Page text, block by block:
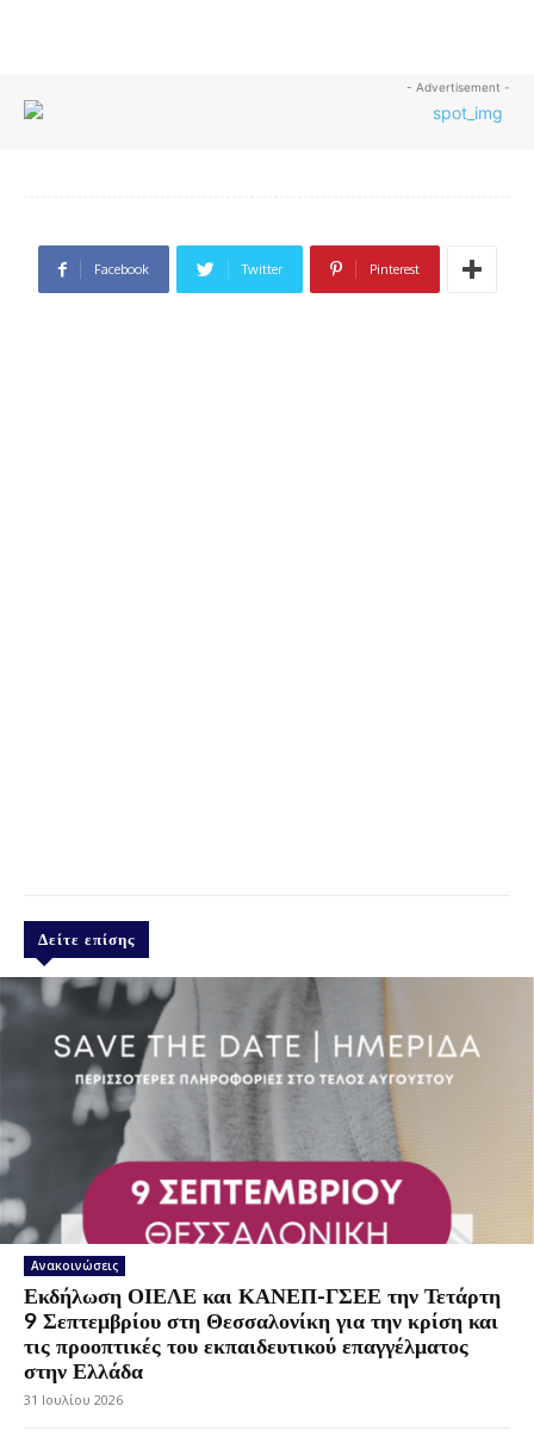
- Advertisement -
Facebook Twitter Pinterest
Δείτε επίσης
Ανακοινώσεις
Εκδήλωση ΟΙΕΛΕ και ΚΑΝΕΠ-ΓΣΕΕ την Τετάρτη
9 Σεπτεμβρίου στη Θεσσαλονίκη για την κρίση και
τις προοπτικές του εκπαιδευτικού επαγγέλματος
στην Ελλάδα
31 Ιουλίου 2026